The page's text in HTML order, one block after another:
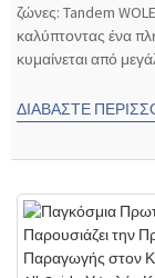
ζώνες: Tandem
καλύπτοντας ένα
κυμαίνεται από
ΔΙΑΒΆΣΤΕ